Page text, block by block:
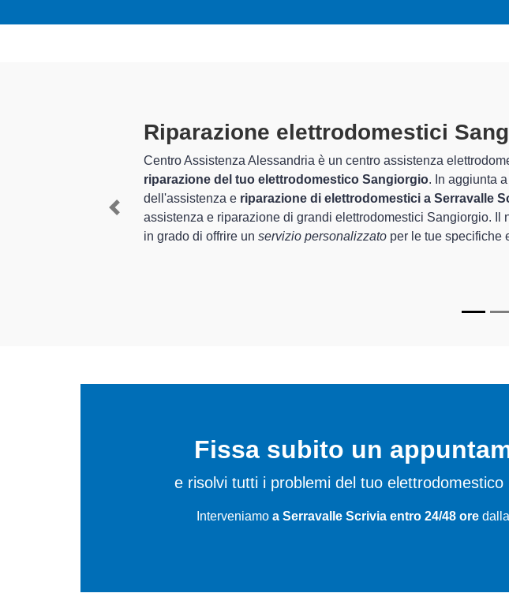
Tecnici Elettrodomestici
altamente preparati
I tecnici specializzati di Centro Assistenza Alessandria
Scrivia e provincia per quel che riguarda la
mediante il ripristino rapido del corretto funzionamento
In più,i tecnici Sangiorgio specializzati di Centro
Previous
Fissa subito un
e risolvi tutti i problemi del tuo elettrodomestico
Interveniamo a Serravalle Scrivia entro 24/48 ore